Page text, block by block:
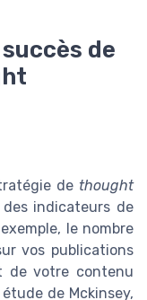
de
de thought
indicateurs de
le nombre
vos publications
de votre contenu
de Mckinsey,